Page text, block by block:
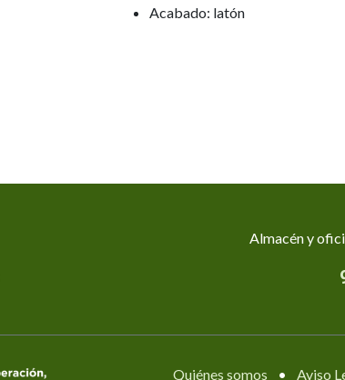
Acabado: latón
Almacén y
Quiénes somos • Aviso